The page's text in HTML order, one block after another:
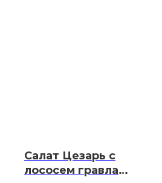
Салат Цезарь с
лососем гравлакс